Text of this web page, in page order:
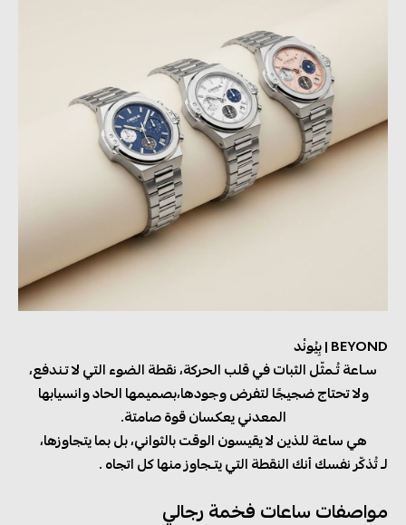
BEYOND | بِيُونْد
سـاعة تُـمثّل الثبات في قلب الحركة، نقطة الضوء التي لا تـندفع،
ولا تحتاج ضجيجًا لتفرض وجودها،بصميمها الحاد وانسيابها
المعدني يعكسان قوة صامتة.
هي ساعة للذين لا يقيسون الوقت بالثواني، بل بما يتجاوزها،
لـ تُذكّر نفسك أنك النقطة التي يتـجاوز منها كل اتجاه .
مواصفات ساعات فخمة رجالي